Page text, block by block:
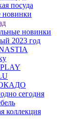
посуда
новинки
новинки
2023 год
сегодня
коллекция